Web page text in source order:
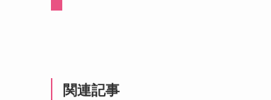
関連記事